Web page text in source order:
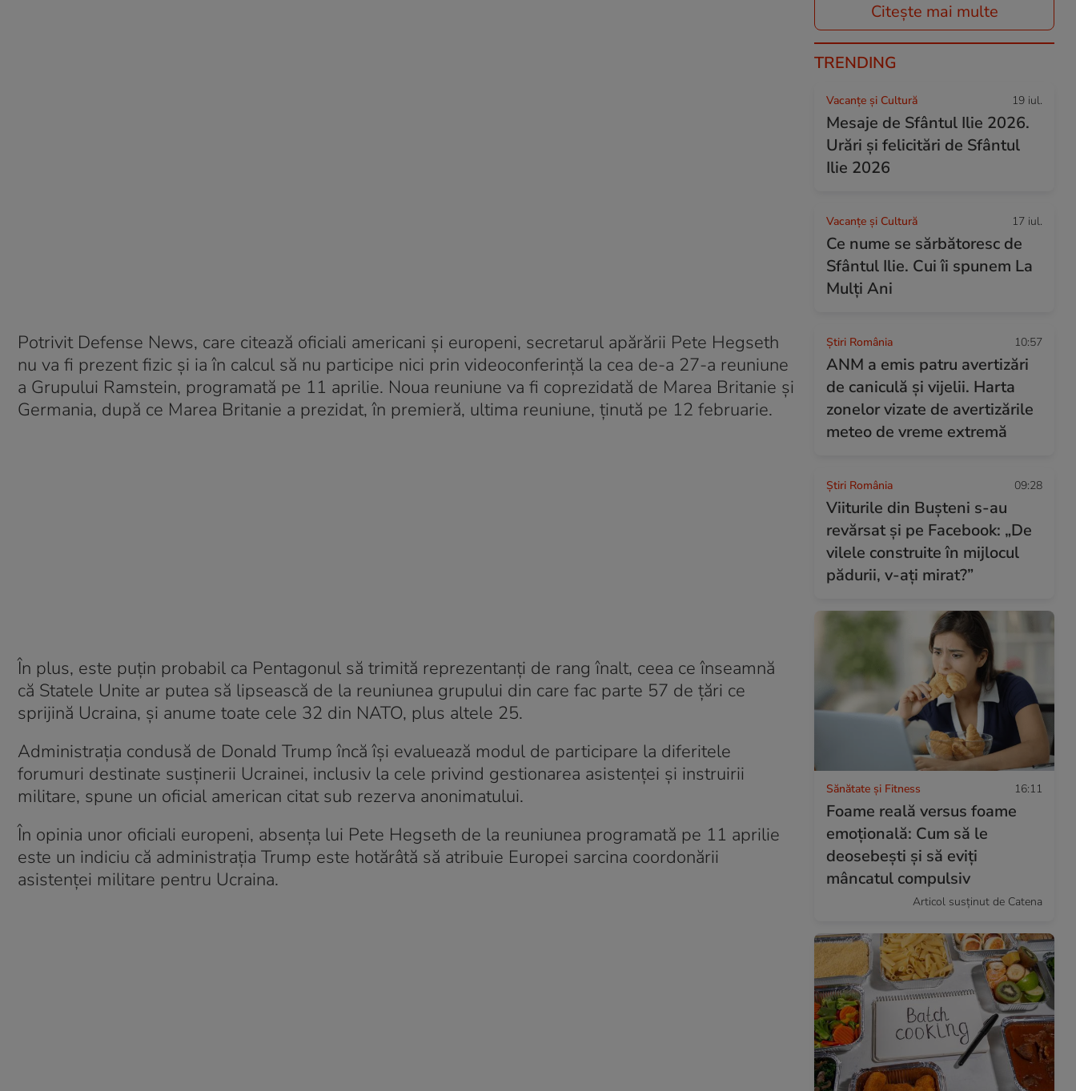
Potrivit Defense News, care citează oficiali americani și europeni, secretarul apărării Pete Hegseth
nu va fi prezent fizic și ia în calcul să nu participe nici prin videoconferință la cea de-a 27-a reuniune
a Grupului Ramstein, programată pe 11 aprilie. Noua reuniune va fi coprezidată de Marea Britanie și
Germania, după ce Marea Britanie a prezidat, în premieră, ultima reuniune, ținută pe 12 februarie.
În plus, este puţin probabil ca Pentagonul să trimită reprezentanți de rang înalt, ceea ce înseamnă
că Statele Unite ar putea să lipsească de la reuniunea grupului din care fac parte 57 de țări ce
sprijină Ucraina, și anume toate cele 32 din NATO, plus altele 25.
Administrația condusă de Donald Trump încă își evaluează modul de participare la diferitele
forumuri destinate susținerii Ucrainei, inclusiv la cele privind gestionarea asistenţei şi instruirii
militare, spune un oficial american citat sub rezerva anonimatului.
În opinia unor oficiali europeni, absenţa lui Pete Hegseth de la reuniunea programată pe 11 aprilie
este un indiciu că administraţia Trump este hotărâtă să atribuie Europei sarcina coordonării
asistenţei militare pentru Ucraina.
Citește mai multe
TRENDING
Vacanțe și Cultură 19 iul.
Mesaje de Sfântul Ilie 2026.
Urări și felicitări de Sfântul
Ilie 2026
Vacanțe și Cultură 17 iul.
Ce nume se sărbătoresc de
Sfântul Ilie. Cui îi spunem La
Mulți Ani
Știri România 10:57
ANM a emis patru avertizări
de caniculă și vijelii. Harta
zonelor vizate de avertizările
meteo de vreme extremă
Știri România 09:28
Viiturile din Bușteni s-au
revărsat și pe Facebook: „De
vilele construite în mijlocul
pădurii, v-ați mirat?”
Sănătate și Fitness 16:11
Foame reală versus foame
emoțională: Cum să le
deosebești și să eviți
mâncatul compulsiv
Articol susținut de Catena